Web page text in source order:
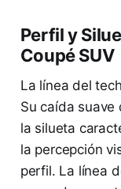
Perfil y
Coupé SUV
La línea del
Su caída suave
la silueta
la percepción
perfil. La línea